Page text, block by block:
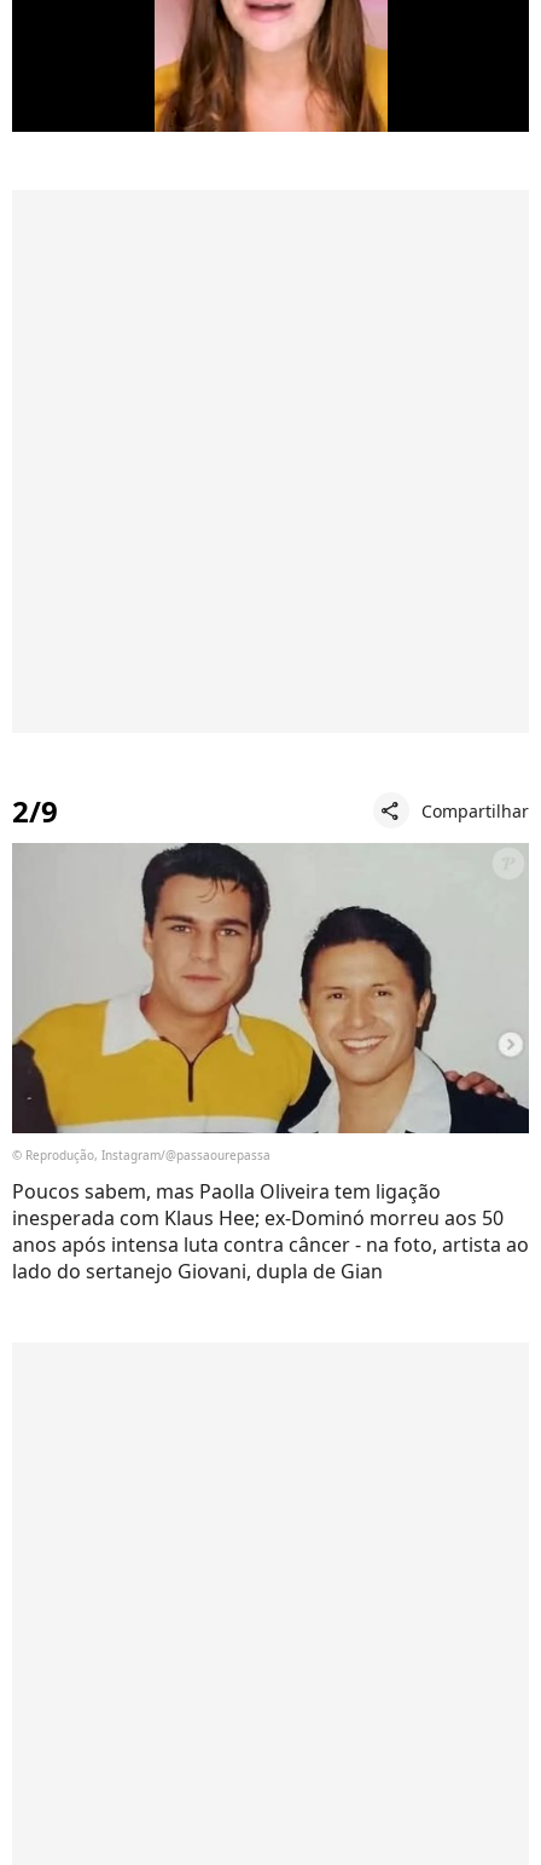
2/9 share Compartilhar
© Reprodução, Instagram/@passaourepassa
Poucos sabem, mas Paolla Oliveira tem ligação
inesperada com Klaus Hee; ex-Dominó morreu aos 50
anos após intensa luta contra câncer - na foto, artista ao
lado do sertanejo Giovani, dupla de Gian